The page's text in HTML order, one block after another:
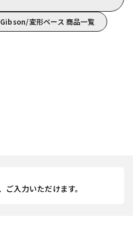
Gibson/変形ベース 商品一覧
入力いただけます。